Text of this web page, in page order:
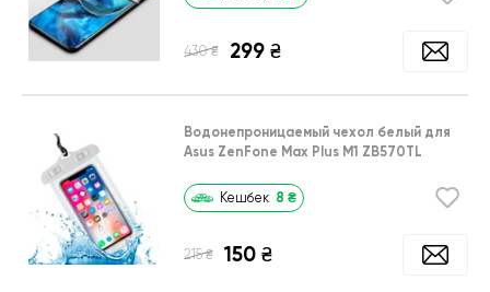
430 ₴ 299 ₴
Водонепроницаемый чехол белый для
Asus ZenFone Max Plus M1 ZB570TL
Кешбек 8 ₴
215 ₴ 150 ₴